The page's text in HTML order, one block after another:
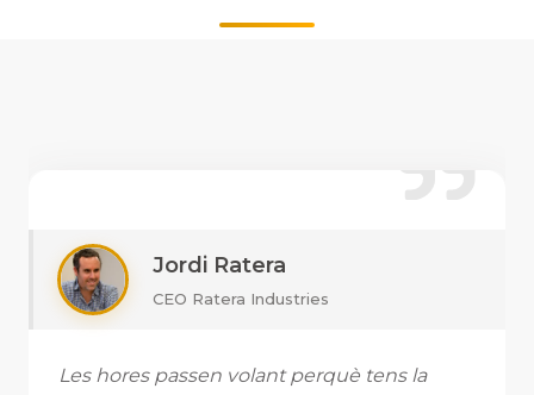
Jordi Ratera
CEO Ratera Industries
Les hores passen volant perquè tens la